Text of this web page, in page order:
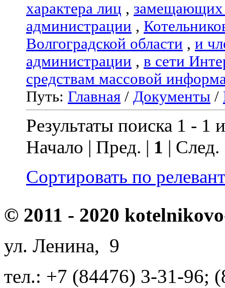
характера лиц , замещающих
администрации ,
Волгоградской области , и
администрации , в сети
средствам массовой
Путь: Главная / Документы /
Результаты поиска 1 - 1
Начало | Пред. | 1 |
Сортировать по
© 2011 - 2020
ул. Ленина, 9
тел.: +7 (84476) 3-31-96;